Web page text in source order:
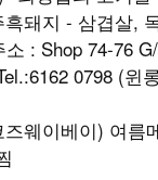
돼지 - 삼겹살,
: Shop 74-76
0798 (윈
웨이베이) 여름